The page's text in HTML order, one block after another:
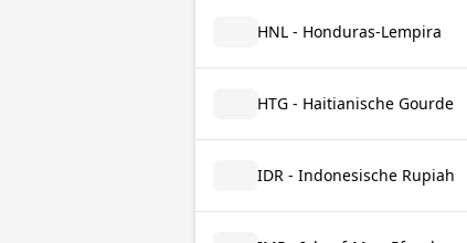
HNL - Honduras-Lempira
HTG - Haitianische Gourde
IDR - Indonesische Rupiah